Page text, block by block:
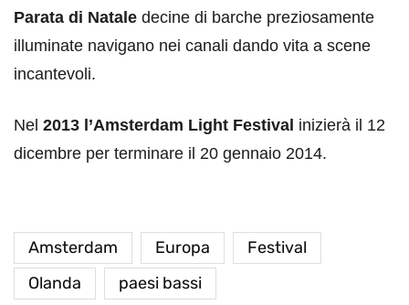
Parata di Natale decine di barche preziosamente
illuminate navigano nei canali dando vita a scene
incantevoli.
Nel 2013 l’Amsterdam Light Festival inizierà il 12
dicembre per terminare il 20 gennaio 2014.
Amsterdam Europa
Festival
Olanda
paesi bassi